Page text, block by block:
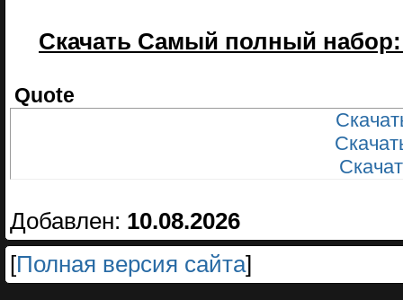
Скачать Самый полный набор:
Quote
Добавлен: 10.08.2026
[Полная версия сайта]